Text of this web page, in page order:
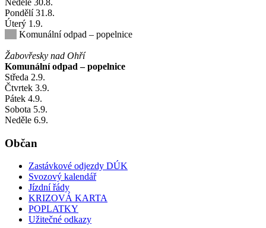
Pondělí31 .8.
Úterý 1 .9.
Komunální odpad – popelnice
Žabovřesky nad Ohří
Komunální odpad – popelnice
Středa 2.9.
Čtvrtek 3.9.
Pátek 4.9.
Sobota 5.9.
Neděle 6.9.
Občan
Zastávkové odjezdy DÚK
Svozový kalendář
Jízdní řády
KRIZOVÁ KARTA
POPLATKY
Užitečné odkazy